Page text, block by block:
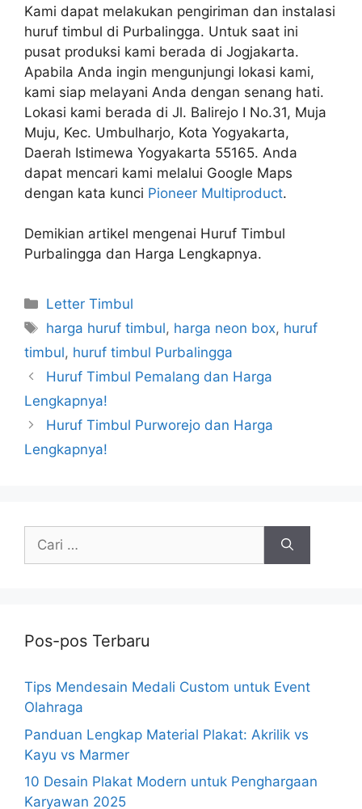
Kami dapat melakukan pengiriman dan instalasi
huruf timbul di Purbalingga. Untuk saat ini
pusat produksi kami berada di Jogjakarta.
Apabila Anda ingin mengunjungi lokasi kami,
kami siap melayani Anda dengan senang hati.
Lokasi kami berada di Jl. Balirejo I No.31, Muja
Muju, Kec. Umbulharjo, Kota Yogyakarta,
Daerah Istimewa Yogyakarta 55165. Anda
dapat mencari kami melalui Google Maps
dengan kata kunci Pioneer Multiproduct.
Demikian artikel mengenai Huruf Timbul
Purbalingga dan Harga Lengkapnya.
Kategori
Letter Timbul
Tag
harga huruf timbul, harga neon box, huruf
timbul, huruf timbul Purbalingga
Huruf Timbul Pemalang dan Harga
Lengkapnya!
Huruf Timbul Purworejo dan Harga
Lengkapnya!
Cari
Pos-pos Terbaru
Tips Mendesain Medali Custom untuk Event
Olahraga
Panduan Lengkap Material Plakat: Akrilik vs
Kayu vs Marmer
10 Desain Plakat Modern untuk Penghargaan
Karyawan 2025